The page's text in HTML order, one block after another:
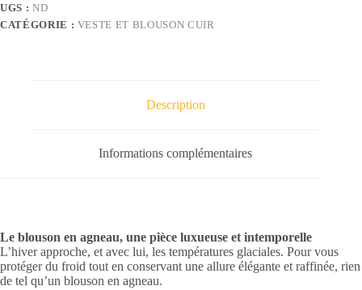
UGS : ND
CATÉGORIE : VESTE ET BLOUSON CUIR
Description
Informations complémentaires
Le blouson en agneau, une pièce luxueuse et intemporelle
L’hiver approche, et avec lui, les températures glaciales. Pour vous
protéger du froid tout en conservant une allure élégante et raffinée, rien
de tel qu’un blouson en agneau.